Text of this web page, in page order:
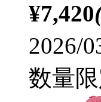
¥7,420
2026/
数量